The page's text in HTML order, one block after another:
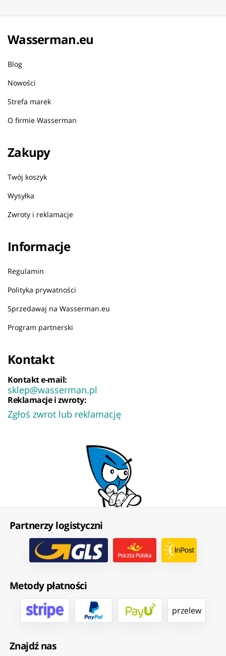
Wasserman.eu
Blog
Nowości
Strefa marek
O firmie Wasserman
Zakupy
Twój koszyk
Wysyłka
Zwroty i reklamacje
Informacje
Regulamin
Polityka prywatności
Sprzedawaj na Wasserman.eu
Program partnerski
Kontakt
Kontakt e-mail:
sklep@wasserman.pl
Reklamacje i zwroty:
Zgłoś zwrot lub reklamację
Partnerzy logistyczni
Metody płatności
przelew
Znajdź nas